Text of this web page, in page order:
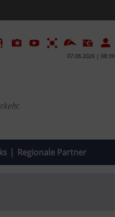
07.08.2026 | 08:39
| Regionale Partner